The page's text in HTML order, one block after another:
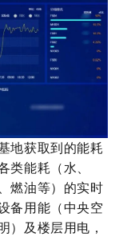
地获取到的能耗
能耗（水、
燃油等）的实时
备用能（中央空
）及楼层用电，